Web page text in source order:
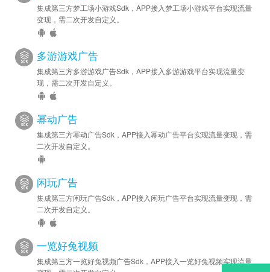
集成第三方梦工场小游戏Sdk，APP接入梦工场小游戏平台实现流量
变现，需二次开发自定义。
多游游戏广告
集成第三方多游游戏广告Sdk，APP接入多游游戏平台实现流量变
现，需二次开发自定义。
幂动广告
集成第三方幂动广告Sdk，APP接入幂动广告平台实现流量变现，需
二次开发自定义。
闲玩广告
集成第三方闲玩广告Sdk，APP接入闲玩广告平台实现流量变现，需
二次开发自定义。
一览好兔视频
集成第三方一览好兔视频广告Sdk，APP接入一览好兔视频实现流量